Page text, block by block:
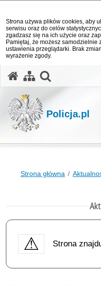
Strona używa plików cookies, aby
serwisu oraz do celów
zgadzasz się na ich użycie oraz
Pamiętaj, że możesz samodzielnie
ustawienia przeglądarki. Brak
wyrażenie zgody.
Policja.pl
Strona główna
Strona